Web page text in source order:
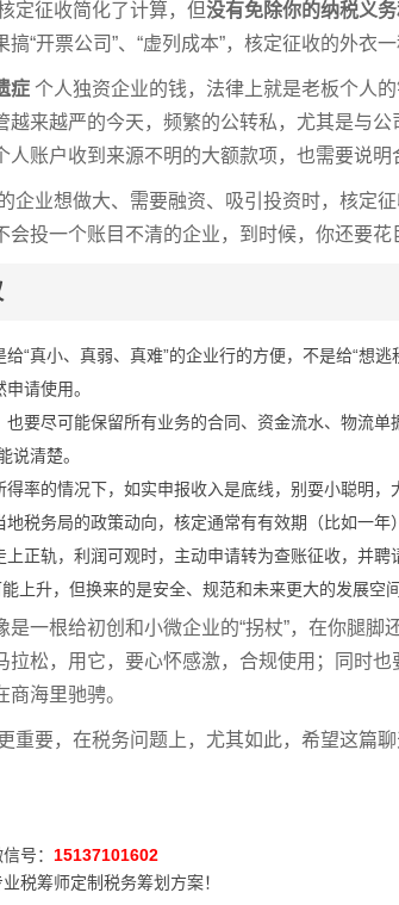
定征收简化了计算，但没有免除你的纳税义
“开票公司”、“虚列成本”，核定征收的外衣
症个人独资企业的钱，法律上就是老板个人
越来越严的今天，频繁的公转私，尤其是与
账户收到来源不明的大额款项，也需要说明
企业想做大、需要融资、吸引投资时，核定
会投一个账目不清的企业，到时候，你还要花
给“真小、真弱、真难”的企业行的方便，不是给“想
请使用。
也要尽可能保留所有业务的合同、资金流水、物流单
说清楚。
得率的情况下，如实申报收入是底线，别耍小聪明，
地税务局的政策动向，核定通常有有效期（比如一年
上正轨，利润可观时，主动申请转为查账征收，并
上升，但换来的是安全、规范和未来更大的发展空间
是一根给初创和小微企业的“拐杖”，在你腿脚
松，用它，要心怀感激，合规使用；同时也
海里驰骋。
重要，在税务问题上，尤其如此，希望这篇
号： 15137101602
税筹师定制税务筹划方案！